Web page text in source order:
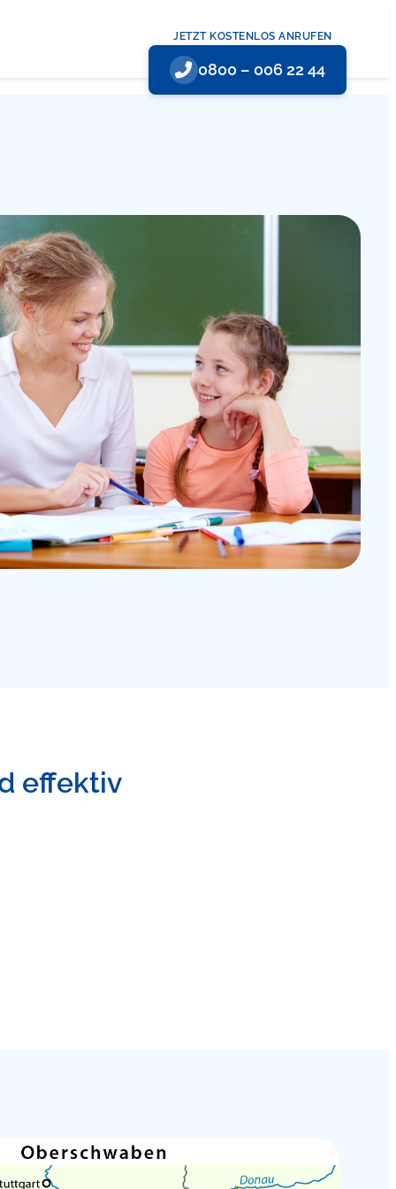
JETZT KOSTENLOS ANRUFEN
0800 – 006 22 44
effektiv